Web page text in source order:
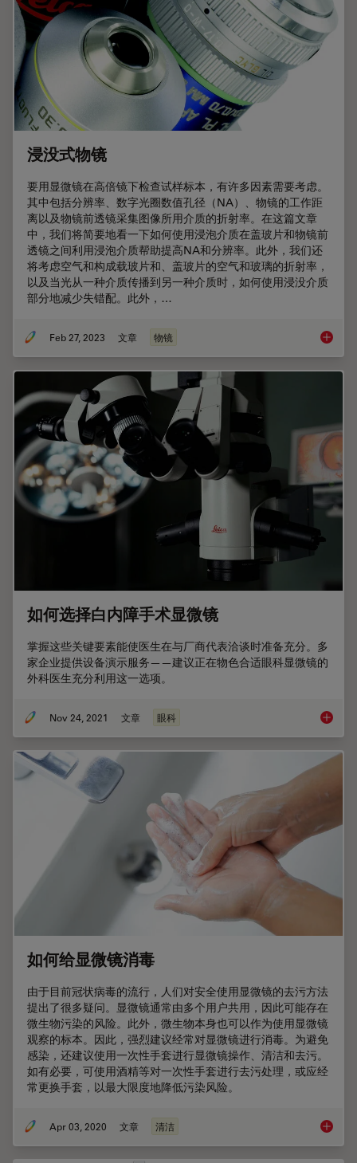
浸没式物镜
要用显微镜在高倍镜下检查试样标本，有许多因素需要考虑。
其中包括分辨率、数字光圈数值孔径（NA）、物镜的工作距
离以及物镜前透镜采集图像所用介质的折射率。在这篇文章
中，我们将简要地看一下如何使用浸泡介质在盖玻片和物镜前
透镜之间利用浸泡介质帮助提高NA和分辨率。此外，我们还
将考虑空气和构成载玻片和、盖玻片的空气和玻璃的折射率，
以及当光从一种介质传播到另一种介质时，如何使用浸没介质
部分地减少失错配。此外，…
Feb 27, 2023 文章 物镜 浸没式
如何选择白内障手术显微镜
掌握这些关键要素能使医生在与厂商代表洽谈时准备充分。多
家企业提供设备演示服务——建议正在物色合适眼科显微镜的
外科医生充分利用这一选项。
Nov 24, 2021 文章 眼科 如何选
如何给显微镜消毒
由于目前冠状病毒的流行，人们对安全使用显微镜的去污方法
提出了很多疑问。显微镜通常由多个用户共用，因此可能存在
微生物污染的风险。此外，微生物本身也可以作为使用显微镜
观察的标本。因此，强烈建议经常对显微镜进行消毒。为避免
感染，还建议使用一次性手套进行显微镜操作、清洁和去污。
如有必要，可使用酒精等对一次性手套进行去污处理，或应经
常更换手套，以最大限度地降低污染风险。
Apr 03, 2020 文章 清洁 如何给